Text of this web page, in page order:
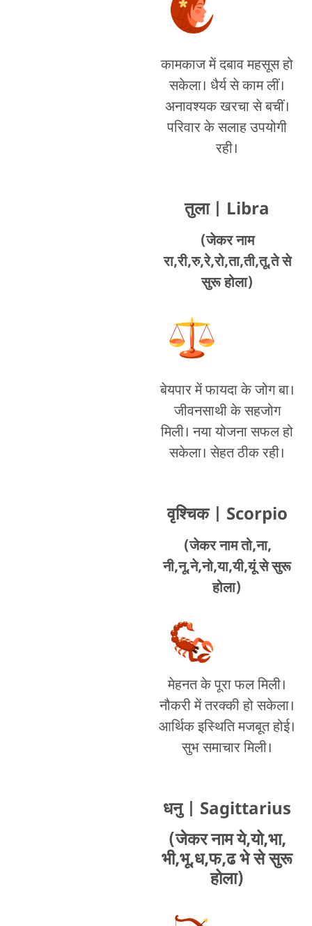
कामकाज में दबाव महसूस हो
सकेला। धैर्य से काम लीं।
अनावश्यक खरचा से बचीं।
परिवार के सलाह उपयोगी
रही।
तुला | Libra
(जेकर नाम
रा,री,रु,रे,रो,ता,ती,तू,ते से
सुरू होला)
बेयपार में फायदा के जोग बा।
जीवनसाथी के सहजोग
मिली। नया योजना सफल हो
सकेला। सेहत ठीक रही।
वृश्चिक | Scorpio
(जेकर नाम तो,ना,
नी,नू,ने,नो,या,यी,यूं से सुरू
होला)
मेहनत के पूरा फल मिली।
नौकरी में तरक्की हो सकेला।
आर्थिक इस्थिति मजबूत होई।
सुभ समाचार मिली।
धनु
| Sagittarius
(जेकर नाम ये,यो,भा,
भी,भू,ध,फ,ढ भे से सुरू
होला)